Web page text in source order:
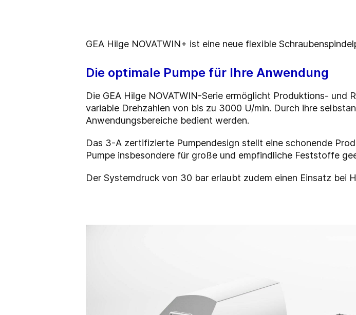
GEA Hilge NOVATWIN+ ist eine neue flexible
Die optimale Pumpe für Ihre Anwendung
Die GEA Hilge NOVATWIN-Serie ermöglicht Produktions- und
variable Drehzahlen von bis zu 3000 U/min. Durch ihre
Anwendungsbereiche bedient werden.
Das 3-A zertifizierte Pumpendesign stellt eine schonende
Pumpe insbesondere für große und empfindliche Feststoffe
Der Systemdruck von 30 bar erlaubt zudem einen Einsatz bei